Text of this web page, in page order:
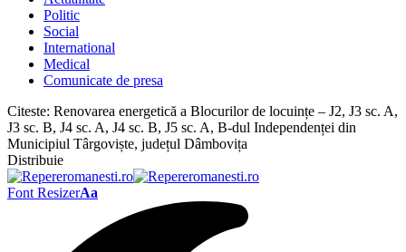
Politic
Social
International
Medical
Comunicate de presa
Citeste: Renovarea energetică a Blocurilor de locuințe – J2, J3 sc. A,
J3 sc. B, J4 sc. A, J4 sc. B, J5 sc. A, B-dul Independenței din
Municipiul Târgoviște, județul Dâmbovița
Distribuie
Font ResizerAa